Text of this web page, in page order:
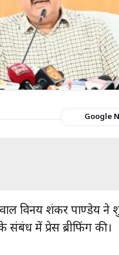
Google
विनय शंकर पाण्डेय ने
संबंध में प्रेस ब्रीफिंग की।